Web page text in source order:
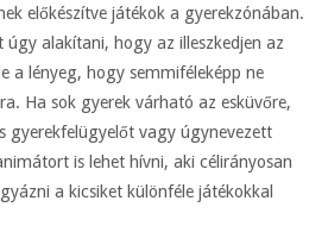
előkészítve játékok a gyerekzónában.
úgy alakítani, hogy az illeszkedjen az
a lényeg, hogy semmiféleképp ne
Ha sok gyerek várható az esküvőre,
gyerekfelügyelőt vagy úgynevezett
is lehet hívni, aki célirányosan
a kicsiket különféle játékokkal